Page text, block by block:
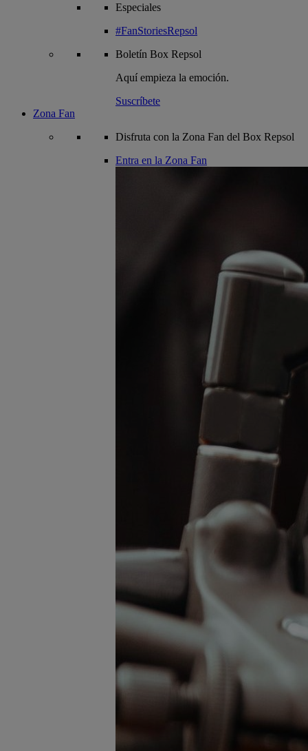
Especiales
#FanStoriesRepsol
Boletín Box Repsol
Aquí empieza la emoción.
Suscríbete
Zona Fan
Disfruta con la Zona Fan del Box Repsol
Entra en la Zona Fan